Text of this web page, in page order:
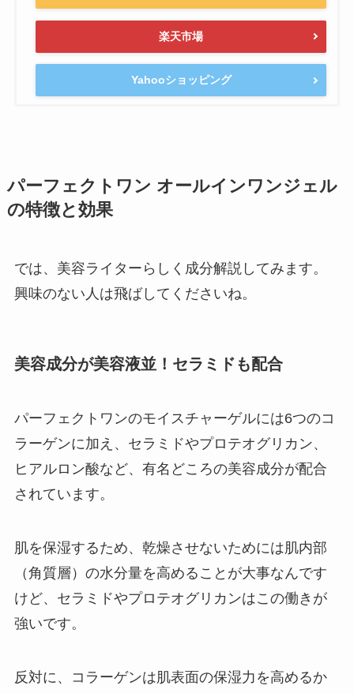
楽天市場
Yahooショッピング
パーフェクトワン オールインワンジェル
の特徴と効果
では、美容ライターらしく成分解説してみます。
興味のない人は飛ばしてくださいね。
美容成分が美容液並！セラミドも配合
パーフェクトワンのモイスチャーゲルには6つのコ
ラーゲンに加え、セラミドやプロテオグリカン、
ヒアルロン酸など、有名どころの美容成分が配合
されています。
肌を保湿するため、乾燥させないためには肌内部
（角質層）の水分量を高めることが大事なんです
けど、セラミドやプロテオグリカンはこの働きが
強いです。
反対に、コラーゲンは肌表面の保湿力を高めるか